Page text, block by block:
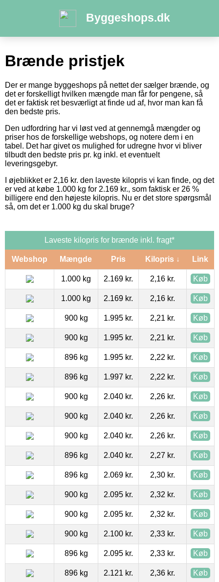
Byggeshops.dk
Brænde pristjek
Der er mange byggeshops på nettet der sælger brænde, og
det er forskelligt hvilken mængde man får for pengene, så
det er faktisk ret besværligt at finde ud af, hvor man kan få
den bedste pris.
Den udfordring har vi løst ved at gennemgå mængder og
priser hos de forskellige webshops, og notere dem i en
tabel. Det har givet os mulighed for udregne hvor vi bliver
tilbudt den bedste pris pr. kg inkl. et eventuelt
leveringsgebyr.
I øjeblikket er 2,16 kr. den laveste kilopris vi kan finde, og det
er ved at købe 1.000 kg for 2.169 kr., som faktisk er 26 %
billigere end den højeste kilopris. Nu er det store spørgsmål
så, om det er 1.000 kg du skal bruge?
Laveste kilopris for brænde inkl. fragt*
Webshop Mængde Pris Kilopris ↓ Link
1.000 kg 2.169 kr. 2,16 kr. Køb
1.000 kg 2.169 kr. 2,16 kr. Køb
900 kg 1.995 kr. 2,21 kr. Køb
900 kg 1.995 kr. 2,21 kr. Køb
896 kg 1.995 kr. 2,22 kr. Køb
896 kg 1.997 kr. 2,22 kr. Køb
900 kg 2.040 kr. 2,26 kr. Køb
900 kg 2.040 kr. 2,26 kr. Køb
900 kg 2.040 kr. 2,26 kr. Køb
896 kg 2.040 kr. 2,27 kr. Køb
896 kg 2.069 kr. 2,30 kr. Køb
900 kg 2.095 kr. 2,32 kr. Køb
900 kg 2.095 kr. 2,32 kr. Køb
900 kg 2.100 kr. 2,33 kr. Køb
896 kg 2.095 kr. 2,33 kr. Køb
896 kg 2.121 kr. 2,36 kr. Køb